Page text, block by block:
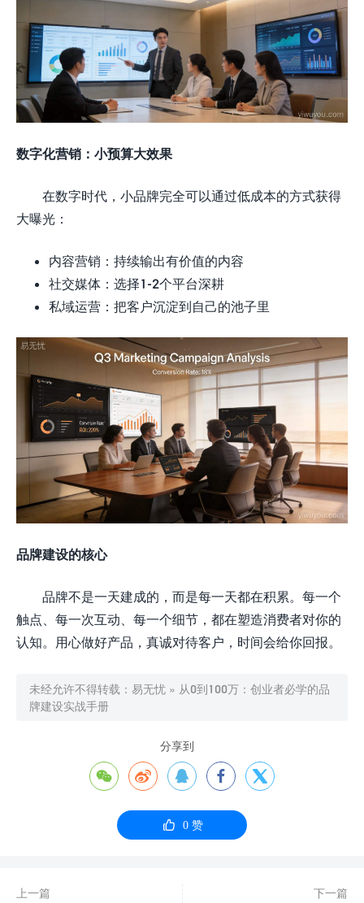
数字化营销：小预算大效果
在数字时代，小品牌完全可以通过低成本的方式获得
大曝光：
内容营销：持续输出有价值的内容
社交媒体：选择1-2个平台深耕
私域运营：把客户沉淀到自己的池子里
品牌建设的核心
品牌不是一天建成的，而是每一天都在积累。每一个
触点、每一次互动、每一个细节，都在塑造消费者对你的
认知。用心做好产品，真诚对待客户，时间会给你回报。
未经允许不得转载： 易无忧 » 从0到100万：创业者必学的品
牌建设实战手册
分享到
    
 0赞
上一篇
下一篇